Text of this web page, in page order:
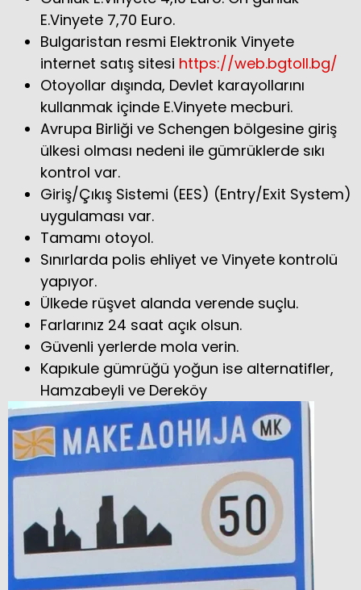
E.Vinyete 7,70 Euro.
Bulgaristan resmi Elektronik Vinyete
internet satış sitesi https://web.bgtoll.bg/
Otoyollar dışında, Devlet karayollarını
kullanmak içinde E.Vinyete mecburi.
Avrupa Birliği ve Schengen bölgesine giriş
ülkesi olması nedeni ile gümrüklerde sıkı
kontrol var.
Giriş/Çıkış Sistemi (EES) (Entry/Exit System)
uygulaması var.
Tamamı otoyol.
Sınırlarda polis ehliyet ve Vinyete kontrolü
yapıyor.
Ülkede rüşvet alanda verende suçlu.
Farlarınız 24 saat açık olsun.
Güvenli yerlerde mola verin.
Kapıkule gümrüğü yoğun ise alternatifler,
Hamzabeyli ve Dereköy